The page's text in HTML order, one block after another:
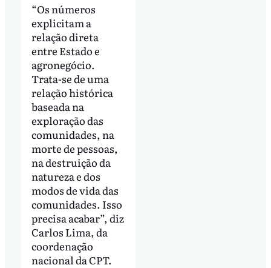
“Os números
explicitam a
relação direta
entre Estado e
agronegócio.
Trata-se de uma
relação histórica
baseada na
exploração das
comunidades, na
morte de pessoas,
na destruição da
natureza e dos
modos de vida das
comunidades. Isso
precisa acabar”, diz
Carlos Lima, da
coordenação
nacional da CPT.